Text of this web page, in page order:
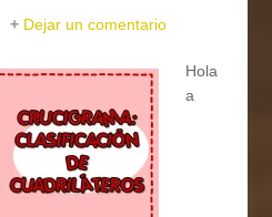
Dejar un comentario
Hola
a